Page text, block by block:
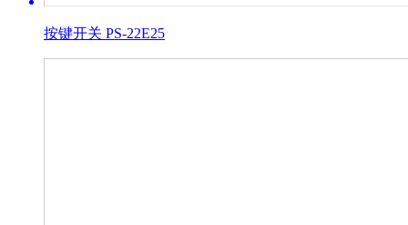
按键开关 PS-22E25